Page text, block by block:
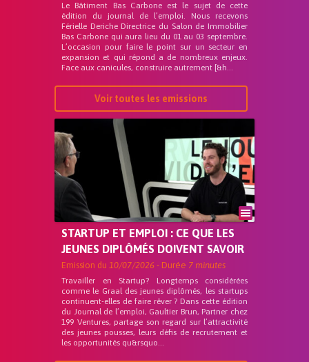
Le Bâtiment Bas Carbone est le sujet de cette
édition du journal de l’emploi. Nous recevons
Férielle Deriche Directrice du Salon de Immobilier
Bas Carbone qui aura lieu du 01 au 03 septembre.
L’occasion pour faire le point sur un secteur en
expansion et qui répond a de nombreux enjeux.
Face aux canicules, construire autrement [&h...
Voir toutes les emissions
STARTUP ET EMPLOI : CE QUE LES
JEUNES DIPLÔMÉS DOIVENT SAVOIR
Emission du 10/07/2026 - Durée 7 minutes
Travailler en Startup? Longtemps considérées
comme le Graal des jeunes diplômés, les startups
continuent-elles de faire rêver ? Dans cette édition
du Journal de l’emploi, Gaultier Brun, Partner chez
199 Ventures, partage son regard sur l’attractivité
des jeunes pousses, leurs défis de recrutement et
les opportunités qu&rsquo...